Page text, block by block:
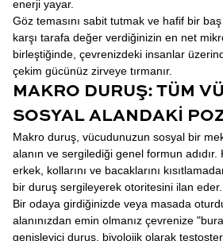
enerji yayar.
Göz temasını sabit tutmak ve hafif bir
karşı tarafa değer verdiğinizin en net
birleştiğinde, çevrenizdeki insanlar
çekim gücünüz zirveye tırmanır.
MAKRO DURUŞ: TÜM
SOSYAL ALANDAKI
Makro duruş, vücudunuzun sosyal bir
alanın ve sergilediği genel formun
erkek, kollarını ve bacaklarını
bir duruş sergileyerek otoritesini ilan eder.
Bir odaya girdiğinizde veya masada
alanınızdan emin olmanız çevrenize
genişleyici duruş, biyolojik olarak